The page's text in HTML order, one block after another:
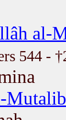
al-
544 -